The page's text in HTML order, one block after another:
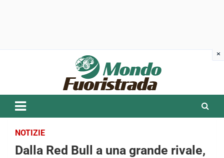
NOTIZIE
Dalla Red Bull a una grande rivale,